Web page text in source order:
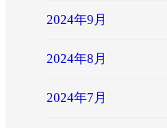
2024年9月
2024年8月
2024年7月